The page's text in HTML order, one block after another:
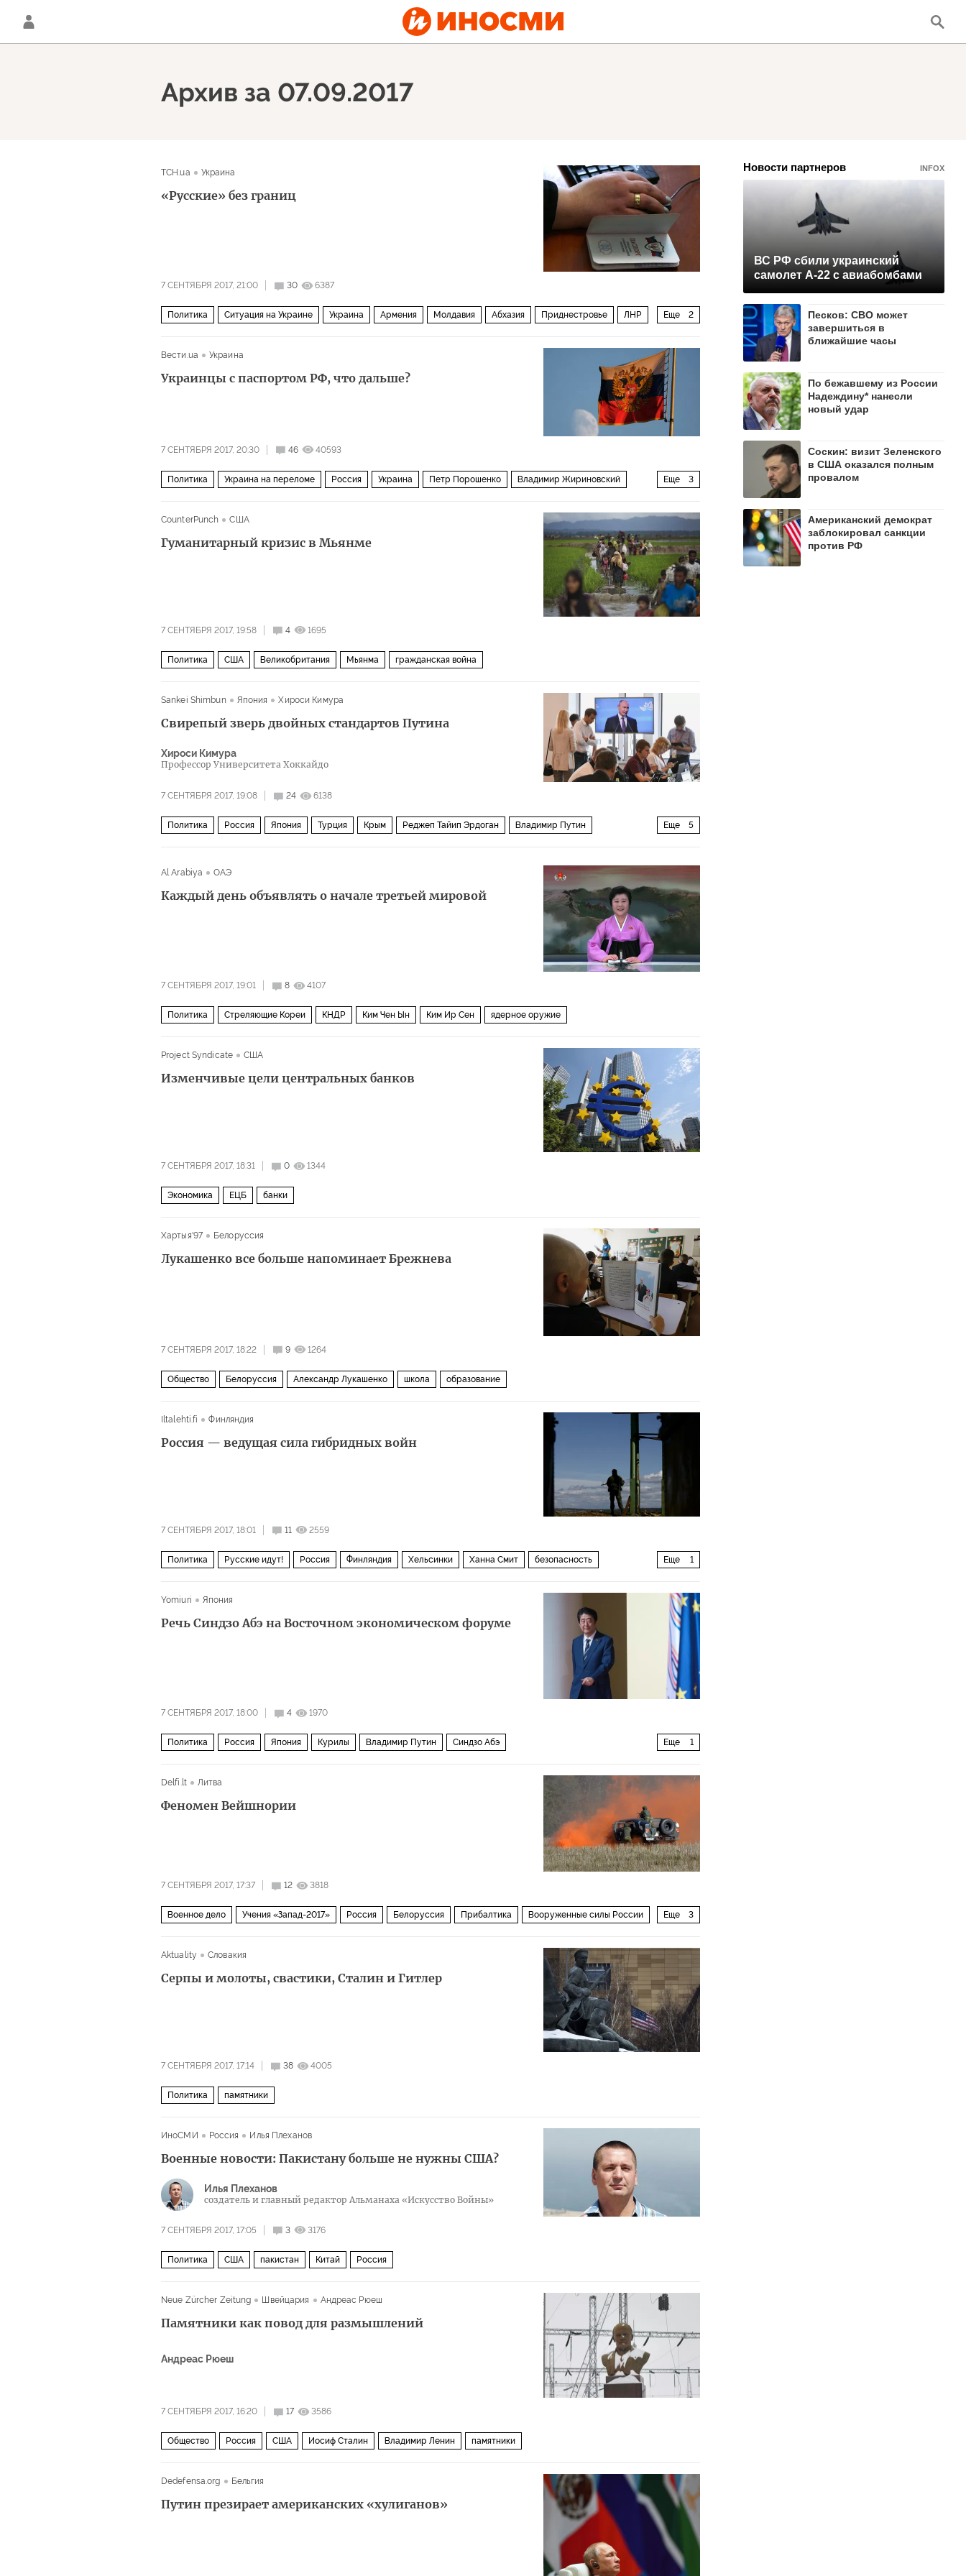
Архив за 07.09.2017
ТСН.ua Украина
«Русские» без границ
7 СЕНТЯБРЯ 2017, 21:00 30 6387
Еще 2
Политика Ситуация на Украине Украина Армения Молдавия Абхазия Приднестровье ЛНР
Вести.ua
Украина
Украинцы с паспортом РФ, что дальше?
7 СЕНТЯБРЯ 2017, 20:30 46 40593
Еще 3
Политика Украина на переломе Россия Украина Петр Порошенко Владимир Жириновский
CounterPunch
США
Гуманитарный кризис в Мьянме
7 СЕНТЯБРЯ 2017, 19:58 4 1695
Политика США Великобритания Мьянма гражданская война
Sankei Shimbun Япония Хироси Кимура
Свирепый зверь двойных стандартов Путина
Хироси Кимура
Профессор Университета Хоккайдо
7 СЕНТЯБРЯ 2017, 19:08 24 6138
Еще 5
Политика Россия Япония Турция Крым Реджеп Тайип Эрдоган Владимир Путин
Al Arabiya ОАЭ
Каждый день объявлять о начале третьей мировой
7 СЕНТЯБРЯ 2017, 19:01 8 4107
Политика Стреляющие Кореи КНДР Ким Чен Ын Ким Ир Сен ядерное оружие
Project Syndicate США
Изменчивые цели центральных банков
7 СЕНТЯБРЯ 2017, 18:31 0 1344
Экономика ЕЦБ банки
Хартыя'97 Белоруссия
Лукашенко все больше напоминает Брежнева
7 СЕНТЯБРЯ 2017, 18:22 9 1264
Общество Белоруссия Александр Лукашенко школа образование
Iltalehti.fi Финляндия
Россия — ведущая сила гибридных войн
7 СЕНТЯБРЯ 2017, 18:01 11 2559
Еще 1
Политика Русские идут! Россия Финляндия Хельсинки Ханна Смит безопасность
Yomiuri
Япония
Речь Синдзо Абэ на Восточном экономическом форуме
7 СЕНТЯБРЯ 2017, 18:00 4 1970
Еще 1
Политика Россия Япония Курилы Владимир Путин Синдзо Абэ
Delfi.lt
Литва
Феномен Вейшнории
7 СЕНТЯБРЯ 2017, 17:37 12 3818
Еще 3
Военное дело Учения «Запад-2017» Россия Белоруссия Прибалтика Вооруженные силы России
Aktuality
Словакия
Серпы и молоты, свастики, Сталин и Гитлер
7 СЕНТЯБРЯ 2017, 17:14 38 4005
Политика памятники
ИноСМИ Россия Илья Плеханов
Военные новости: Пакистану больше не нужны США?
Илья Плеханов
создатель и глав­ный ре­дак­тор Аль­ма­наха «Ис­кусс­тво Вой­ны»
7 СЕНТЯБРЯ 2017, 17:05 3 3176
Политика США пакистан Китай Россия
Neue Zürcher Zeitung Швейцария Андреас Рюеш
Памятники как повод для размышлений
Андреас Рюеш
7 СЕНТЯБРЯ 2017, 16:20 17 3586
Общество Россия США Иосиф Сталин Владимир Ленин памятники
Dedefensa.org Бельгия
Путин презирает американских «хулиганов»
Новости партнеров INFOX
ВС РФ сбили украинский
самолет А-22 с авиабомбами
Песков: СВО может
завершиться в
ближайшие часы
По бежавшему из России
Надеждину* нанесли
новый удар
Соскин: визит Зеленского
в США оказался полным
провалом
Американский демократ
заблокировал санкции
против РФ